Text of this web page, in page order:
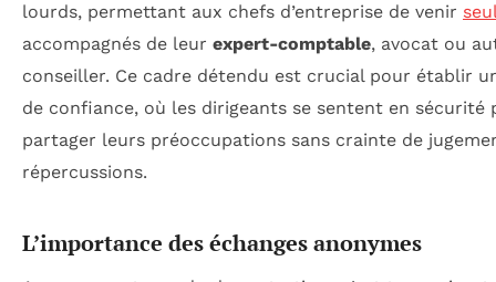
lourds, permettant aux chefs d’entreprise de venir
accompagnés de leur expert-comptable, avocat ou
conseiller. Ce cadre détendu est crucial pour établir
de confiance, où les dirigeants se sentent en sécurité
partager leurs préoccupations sans crainte de
répercussions.
L’importance des échanges anonymes